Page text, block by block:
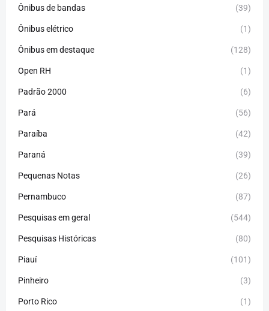
Ônibus de bandas (39)
Ônibus elétrico (1)
Ônibus em destaque (128)
Open RH (1)
Padrão 2000 (6)
Pará (56)
Paraíba (42)
Paraná (39)
Pequenas Notas (26)
Pernambuco (87)
Pesquisas em geral (544)
Pesquisas Históricas (80)
Piauí (101)
Pinheiro (3)
Porto Rico (1)